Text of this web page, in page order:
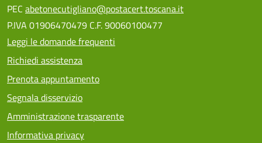
PEC abetonecutigliano@postacert.toscana.it
P.IVA 01906470479 C.F. 90060100477
Leggi le domande frequenti
Richiedi assistenza
Prenota appuntamento
Segnala disservizio
Amministrazione trasparente
Informativa privacy